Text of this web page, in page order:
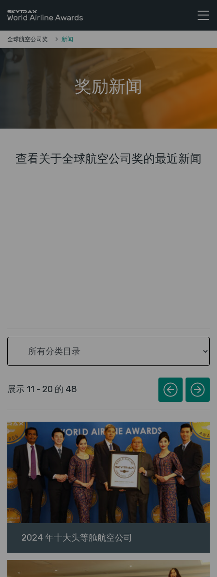
Skytrax全球航空公司奖
跳至内容
全球航空公司奖 新闻
奖励新闻
查看关于全球航空公司奖的最近新闻
展示 11 - 20 的 48
2024 年十大头等舱航空公司